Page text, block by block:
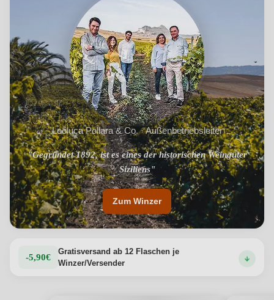
Produktdetails anzeigen →
Leoluca Pollara & Co. · Außenbetriebsleiter
"Gegründet 1892, ist es eines der historischen Weingüter
Siziliens"
"Wahre Meisterwerke in der Flasche"
Zum Winzer
-5,90€
Gratisversand ab 12 Flaschen je
Winzer/Versender